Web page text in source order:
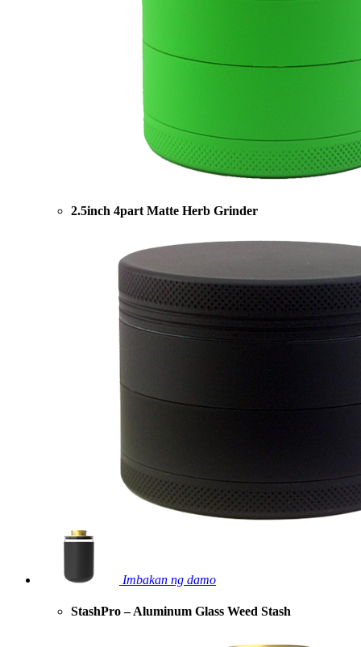
2.5inch 4part Matte Herb Grinder
Imbakan ng damo
StashPro – Aluminum Glass Weed Stash